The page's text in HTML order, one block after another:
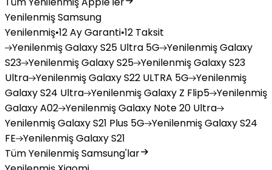
Yenilenmiş Samsung
Yenilenmiş•12 Ay Garanti•12 Taksit
YenilenmişGalaxy S25 Ultra 5G YenilenmişGalaxy
S23 YenilenmişGalaxy S25 YenilenmişGalaxy S23
Ultra YenilenmişGalaxy S22 ULTRA 5G Yenilenmiş
Galaxy S24 Ultra YenilenmişGalaxy Z Flip5 Yenilenmiş
Galaxy A02 YenilenmişGalaxy Note 20 Ultra
YenilenmişGalaxy S21 Plus 5G YenilenmişGalaxy S24
FE YenilenmişGalaxy S21
Tüm Yenilenmiş Samsung'lar